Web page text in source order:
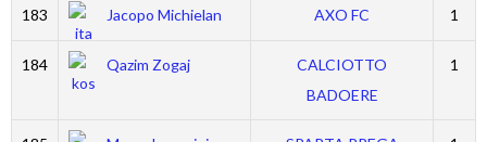
183 Jacopo Michielan AXO FC 1
184 Qazim Zogaj
CALCIOTTO
BADOERE
1